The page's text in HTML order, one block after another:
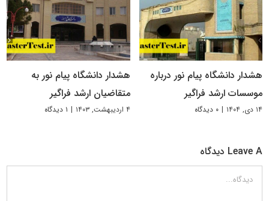
هشدار دانشگاه پیام نور درباره
موسسات ارشد فراگیر
۱۴ دی, ۱۴۰۴ | ۰ دیدگاه
هشدار دانشگاه پیام نور به
متقاضیان ارشد فراگیر
۴ اردیبهشت, ۱۴۰۳ | ۱ دیدگاه
Leave A دیدگاه
دیدگاه